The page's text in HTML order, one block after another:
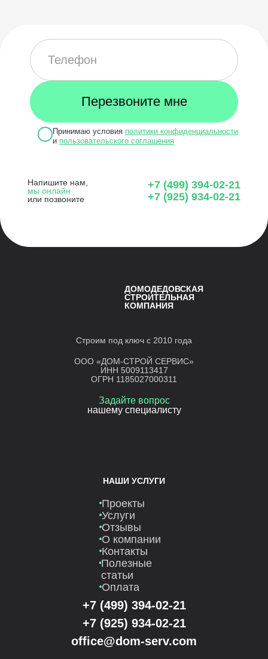
Принимаю условия политики конфиденциальности
и пользовательского соглашения
Напишите нам,
мы онлайн
или позвоните
+7 (499) 394-02-21
+7 (925) 934-02-21
ДОМОДЕДОВСКАЯ
СТРОИТЕЛЬНАЯ
КОМПАНИЯ
Строим под ключ с 2010 года
ООО «ДОМ-СТРОЙ СЕРВИС»
ИНН 5009113417
ОГРН 1185027000311
Задайте вопрос
нашему специалисту
НАШИ УСЛУГИ
Проекты
Услуги
Отзывы
О компании
Контакты
Полезные
статьи
Оплата
+7 (499) 394-02-21
+7 (925) 934-02-21
office@dom-serv.com